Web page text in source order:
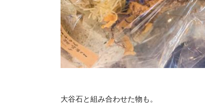
大谷石と組み合わせた物も。